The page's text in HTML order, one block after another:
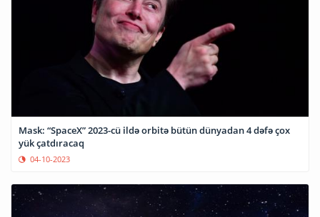
Mask: “SpaceX” 2023-cü ildə orbitə bütün dünyadan 4 dəfə çox
yük çatdıracaq
04-10-2023